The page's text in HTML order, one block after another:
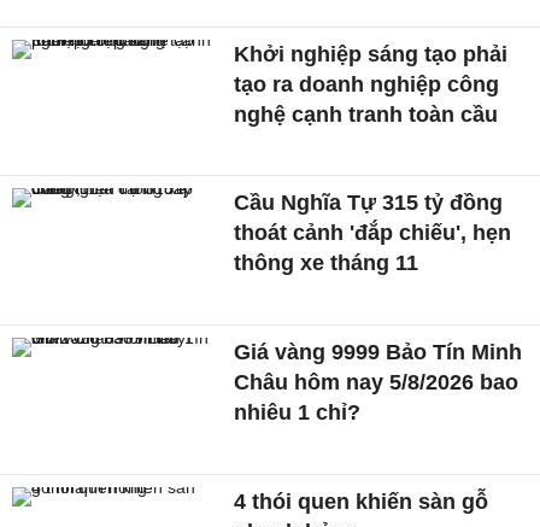
Khởi nghiệp sáng tạo phải
tạo ra doanh nghiệp công
nghệ cạnh tranh toàn cầu
Cầu Nghĩa Tự 315 tỷ đồng
thoát cảnh 'đắp chiếu', hẹn
thông xe tháng 11
Giá vàng 9999 Bảo Tín Minh
Châu hôm nay 5/8/2026 bao
nhiêu 1 chỉ?
4 thói quen khiến sàn gỗ